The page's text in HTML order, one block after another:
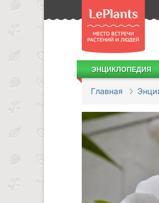
ЭНЦИКЛОПЕДИЯ
Главная